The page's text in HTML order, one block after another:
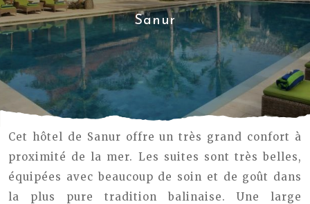
Sanur
Cet hôtel de Sanur offre un très grand confort à
proximité de la mer. Les suites sont très belles,
équipées avec beaucoup de soin et de goût dans
la plus pure tradition balinaise. Une large